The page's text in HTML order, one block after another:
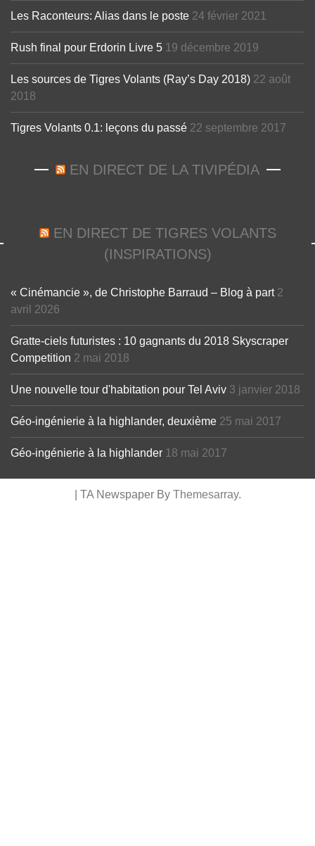
Les Raconteurs: Alias dans le poste 24 février 2021
Rush final pour Erdorin Livre 5 19 décembre 2019
Les sources de Tigres Volants (Ray’s Day 2018) 22 août
2018
Tigres Volants 0.1: leçons du passé 22 septembre 2017
EN DIRECT DE LA TIVIPÉDIA
EN DIRECT DE TIGRES VOLANTS
(INSPIRATIONS)
« Cinémancie », de Christophe Barraud – Blog à part 2
avril 2026
Gratte-ciels futuristes : 10 gagnants du 2018 Skyscraper
Competition 2 mai 2018
Une nouvelle tour d'habitation pour Tel Aviv 3 janvier 2018
Géo-ingénierie à la highlander, deuxième 25 mai 2017
Géo-ingénierie à la highlander 18 mai 2017
TA Newspaper By Themesarray.